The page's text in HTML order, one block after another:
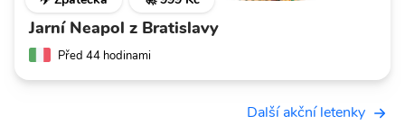
Jarní Neapol z Bratislavy
Před 44 hodinami
Další akční letenky